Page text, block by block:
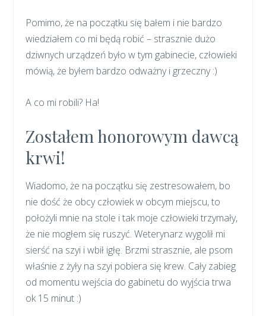
Pomimo, że na początku się bałem i nie bardzo
wiedziałem co mi będą robić – strasznie dużo
dziwnych urządzeń było w tym gabinecie, człowieki
mówią, że byłem bardzo odważny i grzeczny :)
A co mi robili? Ha!
Zostałem honorowym dawcą
krwi!
Wiadomo, że na początku się zestresowałem, bo
nie dość że obcy człowiek w obcym miejscu, to
położyli mnie na stole i tak moje człowieki trzymały,
że nie mogłem się ruszyć. Weterynarz wygolił mi
sierść na szyi i wbił igłę. Brzmi strasznie, ale psom
właśnie z żyły na szyi pobiera się krew. Cały zabieg
od momentu wejścia do gabinetu do wyjścia trwa
ok 15 minut :)